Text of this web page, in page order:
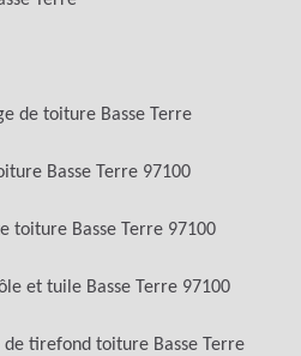
de toiture Basse Terre
Basse Terre 97100
toiture Basse Terre 97100
et tuile Basse Terre 97100
de tirefond toiture Basse Terre